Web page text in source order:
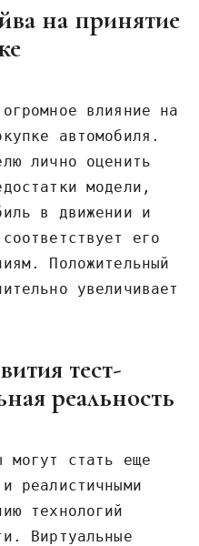
на принятие
влияние на
автомобиля.
лично оценить
модели,
в движении и
его
Положительный
увеличивает
тест-
реальность
могут стать еще
реалистичными
технологий
Виртуальные